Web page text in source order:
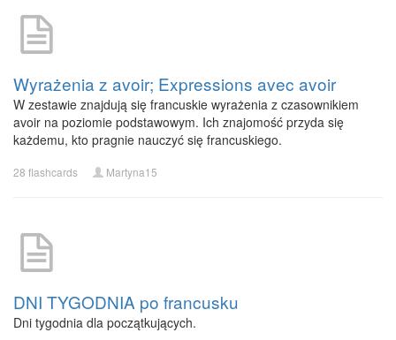
Wyrażenia z avoir; Expressions avec avoir
W zestawie znajdują się francuskie wyrażenia z czasownikiem
avoir na poziomie podstawowym. Ich znajomość przyda się
każdemu, kto pragnie nauczyć się francuskiego.
28 flashcards Martyna15
DNI TYGODNIA po francusku
Dni tygodnia dla początkujących.